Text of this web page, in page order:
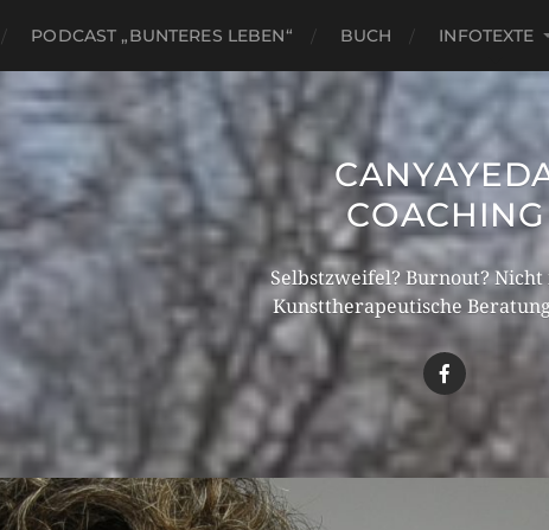
PODCAST „BUNTERES LEBEN“ BUCH INFOTEXTE
COACHING
Selbstzweifel? Burnout?
Kunsttherapeutische